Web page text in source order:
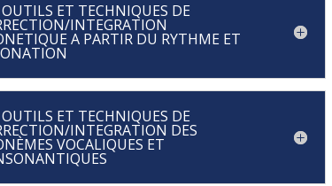
OUTILS ET TECHNIQUES DE
INTEGRATION
A PARTIR DU RYTHME ET
OUTILS ET TECHNIQUES DE
INTEGRATION DES
VOCALIQUES ET